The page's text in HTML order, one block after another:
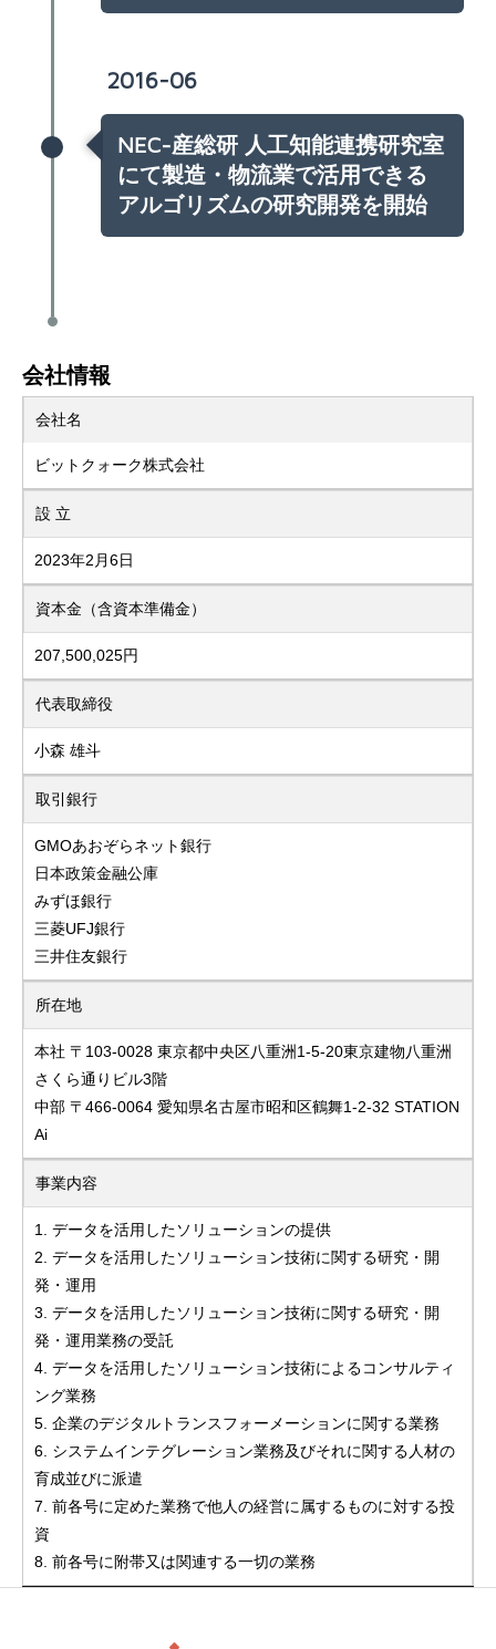
2016-06
NEC-産総研 人工知能連携研究室
にて製造・物流業で活用できる
アルゴリズムの研究開発を開始
会社情報
会社名
ビットクォーク株式会社
設 立
2023年2月6日
資本金（含資本準備金）
207,500,025円
代表取締役
小森 雄斗
取引銀行
GMOあおぞらネット銀行
日本政策金融公庫
みずほ銀行
三菱UFJ銀行
三井住友銀行
所在地
本社 〒103-0028 東京都中央区八重洲1-5-20東京建物八重洲
さくら通りビル3階
中部 〒466-0064 愛知県名古屋市昭和区鶴舞1-2-32 STATION
Ai
事業内容
1. データを活用したソリューションの提供
2. データを活用したソリューション技術に関する研究・開
発・運用
3. データを活用したソリューション技術に関する研究・開
発・運用業務の受託
4. データを活用したソリューション技術によるコンサルティ
ング業務
5. 企業のデジタルトランスフォーメーションに関する業務
6. システムインテグレーション業務及びそれに関する人材の
育成並びに派遣
7. 前各号に定めた業務で他人の経営に属するものに対する投
資
8. 前各号に附帯又は関連する一切の業務